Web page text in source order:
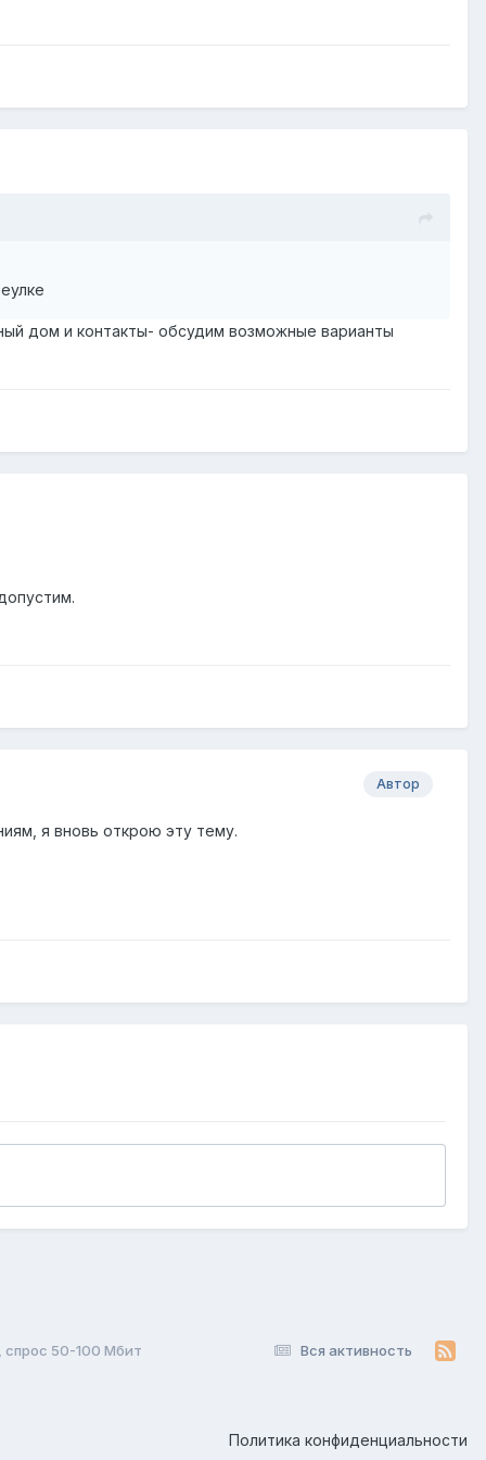
дом и контакты- обсудим возможные варианты
Автор
я вновь открою эту тему.
Вся активность
спрос 50-100 Мбит
Политика конфиденциальности